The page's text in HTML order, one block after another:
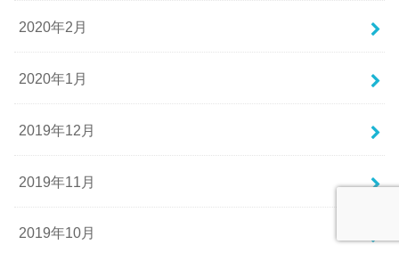
2020年2月
2020年1月
2019年12月
2019年11月
2019年10月